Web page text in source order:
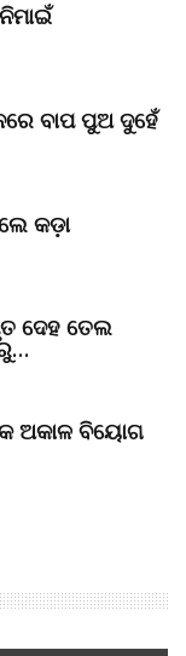
ବାପ ପୁଅ ଦୁହେଁ
କଡ଼ା
ଦେହ ତେଲ
ଅକାଳ ବିୟୋଗ